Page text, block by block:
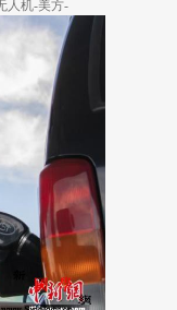
人机-美方-